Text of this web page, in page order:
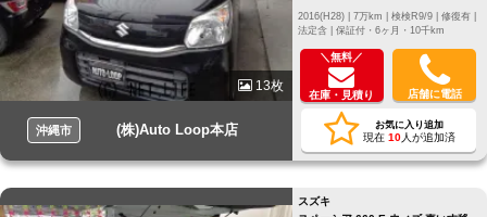
13枚
沖縄市 (株)Auto Loop本店
修復有 |
法定含 | 保証付・6ヶ月・10千km
＼無料／
在庫・見積り 店舗に電話
お気に入り追加
現在 10人が追加済
スズキ